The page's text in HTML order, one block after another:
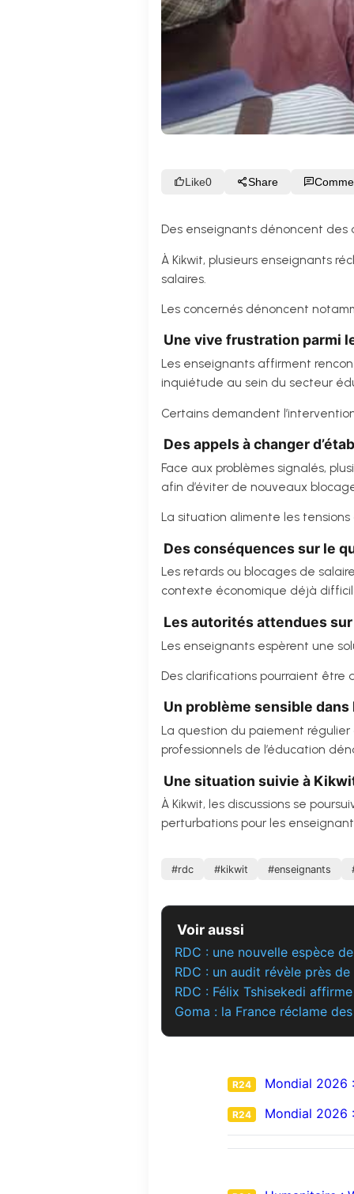
Like0 Share
Des enseignants dénoncent
À Kikwit, plusieurs enseignants
salaires.
Les concernés dénoncent
Une vive frustration parmi
Les enseignants affirment
inquiétude au sein du secteur
Certains demandent
Des appels à changer
Face aux problèmes signalés,
afin d’éviter de nouveaux
La situation alimente les tensions
Des conséquences sur le
Les retards ou blocages de
contexte économique déjà
Les autorités attendues
Les enseignants espèrent une
Des clarifications pourraient être
Un problème sensible
La question du paiement
professionnels de l’éducation
Une situation suivie à
À Kikwit, les discussions se
perturbations pour les
#rdc #kikwit #enseignants
Voir aussi
RDC : une nouvelle espèce
RDC : un audit révèle près
RDC : Félix Tshisekedi
Goma : la France réclame
R24 Mondial 2026
R24 Mondial 2026